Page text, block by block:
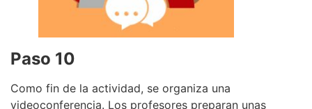
Paso 10
Como fin de la actividad, se organiza una
videoconferencia. Los profesores preparan unas